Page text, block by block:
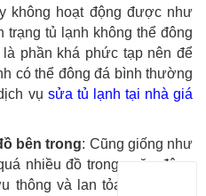
không hoạt động được như
trạng tủ lạnh không thể đông
phần khá phức tạp nên để
có thể đông đá bình thường
vụ sửa tủ lạnh tại nhà giá
bên trong: Cũng giống như
nhiều đồ trong ngăn đông
thông và lan tỏa ra khắp tủ